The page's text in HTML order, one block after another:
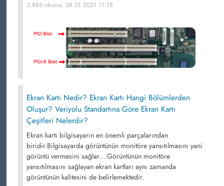
3,886 okuma, 08.01.2021 11:18
Ekran Kartı Nedir? Ekran Kartı Hangi Bölümlerden
Oluşur? Veriyolu Standartına Göre Ekran Kartı
Çeşitleri Nelerdir?
Ekran kartı bilgisayarın en önemli parçalarından
biridir.Bilgisayarda görüntünün monitöre yansıtılmasını yani
görüntü vermesini sağlar....Görüntünün monitöre
yansıtılmasını sağlayan ekran kartları aynı zamanda
görüntünün kalitesini de belirlemektedir.